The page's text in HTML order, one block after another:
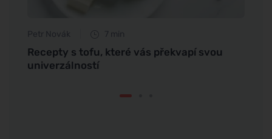
Petr Novák 7 min
Recepty s tofu, které vás překvapí svou
univerzálností